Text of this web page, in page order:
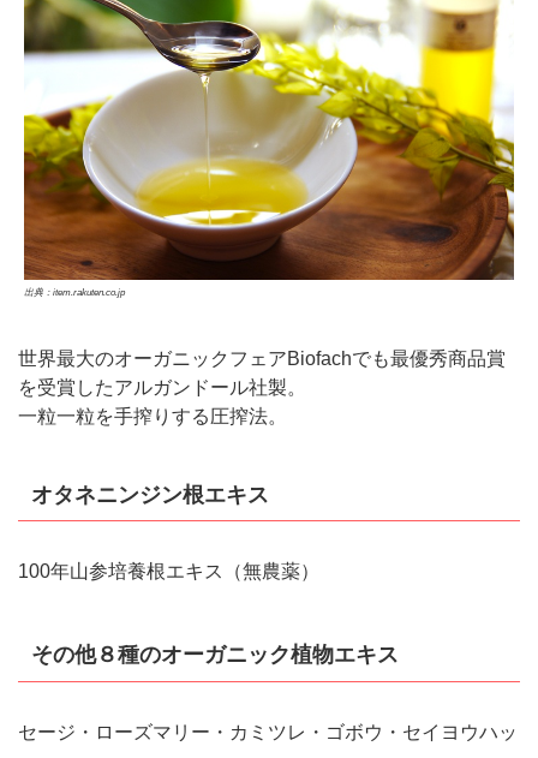
出典：item.rakuten.co.jp
世界最大のオーガニックフェアBiofachでも最優秀商品賞
を受賞したアルガンドール社製。
一粒一粒を手搾りする圧搾法。
オタネニンジン根エキス
100年山参培養根エキス（無農薬）
その他８種のオーガニック植物エキス
セージ・ローズマリー・カミツレ・ゴボウ・セイヨウハッ